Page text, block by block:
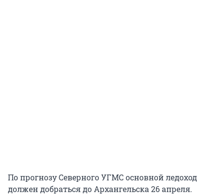
По прогнозу Северного УГМС основной ледоход
должен добраться до Архангельска 26 апреля.